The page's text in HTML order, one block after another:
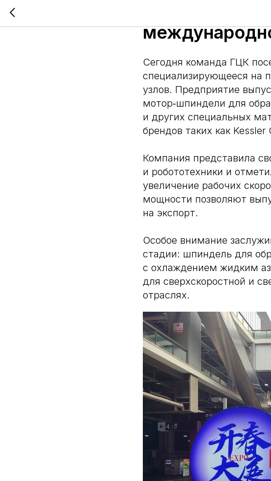
Команда ГЦК
Сегодня команда ГЦК
специализирующееся на
узлов. Предприятие
мотор‑шпиндели для
и других специальных
брендов таких как
Компания представила
и робототехники и
увеличение рабочих
мощности позволяют
на экспорт.
Особое внимание
стадии: шпиндель для
с охлаждением жидким
для сверхскоростной и
отраслях.